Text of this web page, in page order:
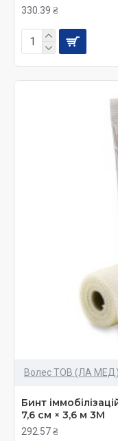
330.39 ₴
Волес ТОВ (ЛА МЕД)
Бинт
7,6 см × 3,6 м 3М
292.57 ₴